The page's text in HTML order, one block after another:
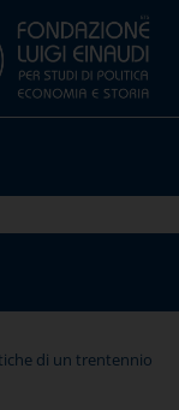
di un trentennio